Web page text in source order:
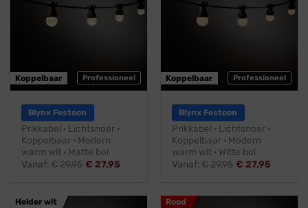
Professioneel
Koppelbaar
Blynx Festoon
Prikkabel · Lichtsnoer ·
Koppelbaar · Modern
warm wit · Matte bol
Vanaf:€29,95 € 27,95
Professioneel
Koppelbaar
Blynx Festoon
Prikkabel · Lichtsnoer ·
Koppelbaar · Modern
warm wit · Witte bol
Vanaf:€29,95 € 27,95
Helder wit
Rood